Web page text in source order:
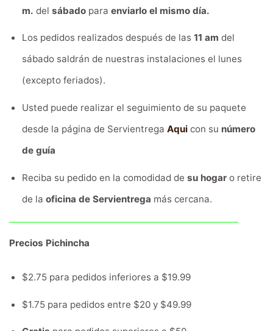
m. del sábadopara enviarlo el mismo día.
Los pedidos realizados después de las 11 am del
sábado saldrán de nuestras instalaciones el lunes
(excepto feriados).
Usted puede realizar el seguimiento de su paquete
desde la página de Servientrega Aquicon su número
de guía
Reciba su pedido en la comodidad de su hogaro retire
de la oficina de Servientrega más cercana.
Precios Pichincha
$2.75 para pedidos inferiores a $19.99
$1.75 para pedidos entre $20 y $49.99